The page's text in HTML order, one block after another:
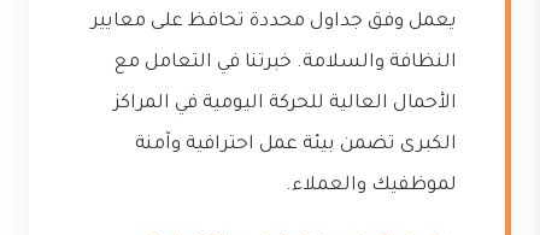
يعمل وفق جداول محددة تحافظ على معايير
النظافة والسلامة. خبرتنا في التعامل مع
الأحمال العالية للحركة اليومية في المراكز
الكبرى تضمن بيئة عمل احترافية وآمنة
لموظفيك والعملاء.